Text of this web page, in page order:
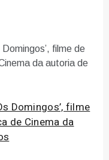
Domingos’, filme
de Cinema da